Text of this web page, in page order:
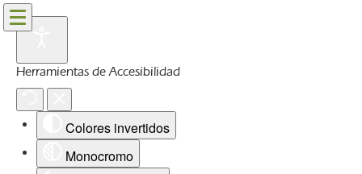
Herramientas de Accesibilidad
Colores invertidos
Monocromo